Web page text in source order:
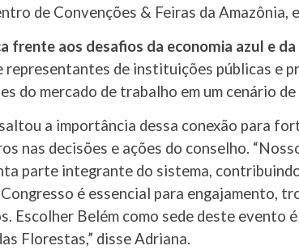
de Convenções & Feiras da Amazônia,
frente aos desafios da economia azul e
de instituições públicas e
do mercado de trabalho em um cenário
a importância dessa conexão para
nas decisões e ações do conselho.
parte integrante do sistema,
é essencial para engajamento,
Escolher Belém como sede deste evento
Florestas,” disse Adriana.